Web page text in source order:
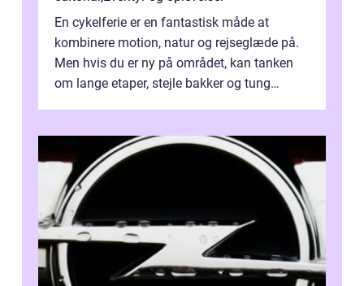
En cykelferie er en fantastisk måde at
kombinere motion, natur og rejseglæde på.
Men hvis du er ny på området, kan tanken
om lange etaper, stejle bakker og tung